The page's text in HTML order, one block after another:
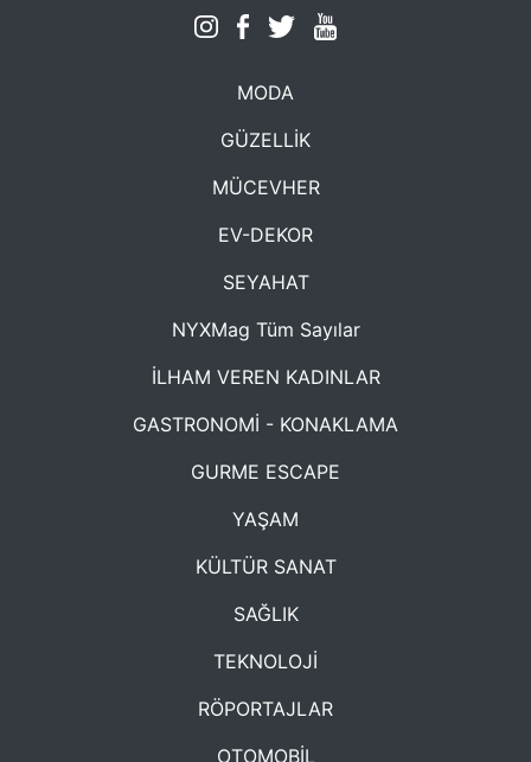
MODA
GÜZELLİK
MÜCEVHER
EV-DEKOR
SEYAHAT
NYXMag Tüm Sayılar
İLHAM VEREN KADINLAR
GASTRONOMİ - KONAKLAMA
GURME ESCAPE
YAŞAM
KÜLTÜR SANAT
SAĞLIK
TEKNOLOJİ
RÖPORTAJLAR
OTOMOBİL